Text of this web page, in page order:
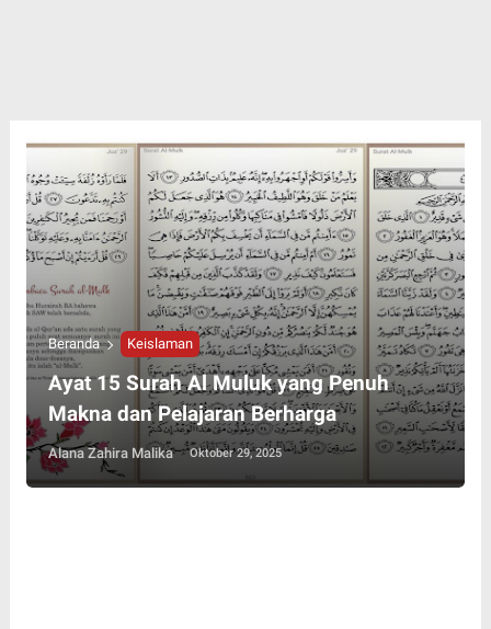
Beranda Keislaman
Ayat 15 Surah Al Muluk yang Penuh
Makna dan Pelajaran Berharga
Alana Zahira Malika Oktober 29, 2025